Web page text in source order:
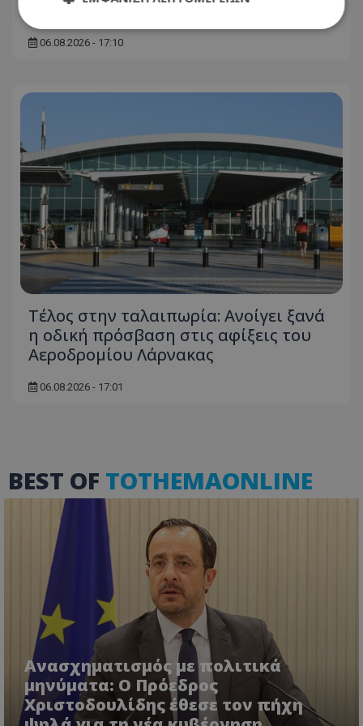
Προγραμμάτισε διακοπή ο ΕΟΑ
06.08.2026 - 17:10
Τέλος στην ταλαιπωρία: Ανοίγει ξανά
η οδική πρόσβαση στις αφίξεις του
Αεροδρομίου Λάρνακας
06.08.2026 - 17:01
BEST OF TOTHEMAONLINE
Ανασχηματισμός με πολιτικά
μηνύματα: Ο Πρόεδρος
Χριστοδουλίδης έθεσε τον πήχη
Τα απολύτως απαραίτητα cookies επιτρέπουν
βασικές λειτουργίες του ιστότοπου, όπως τη
σύνδεση χρήστη και τη διαχείριση λογαριασμού.
Ο ιστότοπος δεν μπορεί να χρησιμοποιηθεί σωστά
χωρίς τα απολύτως απαραίτητα cookies.
Ονοματεπώνυμο
Προμηθευτής /Πεδίο
usprivacy
.lifenewscy.tothemaonline.com
VISITOR_PRIVACY_METADATA
.youtube.com